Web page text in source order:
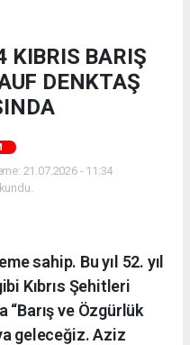
KIBRIS BARIŞ
DENKTAŞ
21.07.2026 - 11:34
sahip. Bu yıl 52. yıl
Kıbrıs Şehitleri
“Barış ve Özgürlük
geleceğiz. Aziz